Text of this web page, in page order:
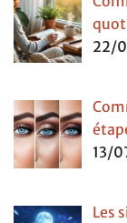
22/
13/
Les